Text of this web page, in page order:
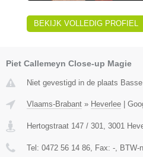
BEKIJK VOLLEDIG PROFIEL
Piet Callemeyn Close-up Magie
Niet gevestigd in de plaats
Vlaams-Brabant » Heverlee
Hertogstraat 147 / 301, 3001
Tel: 0472 56 14 86, Fax: -, BTW-